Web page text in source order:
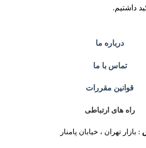
داشتیم.
درباره ما
تماس با ما
قوانین مقررات
راه های ارتباطی
: بازار تهران ، خیابان پامنار